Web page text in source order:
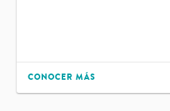
CONOCER MÁS